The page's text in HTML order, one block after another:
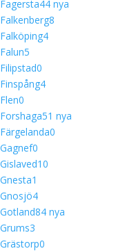
Fagersta44 nya
Falkenberg8
Falköping4
Falun5
Filipstad0
Finspång4
Flen0
Forshaga51 nya
Färgelanda0
Gagnef0
Gislaved10
Gnesta1
Gnosjö4
Gotland84 nya
Grums3
Grästorp0